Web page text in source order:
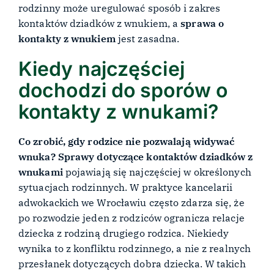
rodzinny może uregulować sposób i zakres
kontaktów dziadków z wnukiem, asprawa o
kontakty z wnukiemjest zasadna.
Kiedy najczęściej
dochodzi do sporów o
kontakty z wnukami?
Co zrobić, gdy rodzice nie pozwalają widywać
wnuka? Sprawy dotyczące kontaktów dziadków z
wnukamipojawiają się najczęściej w określonych
sytuacjach rodzinnych. W praktyce kancelarii
adwokackich we Wrocławiu często zdarza się, że
po rozwodzie jeden z rodziców ogranicza relacje
dziecka z rodziną drugiego rodzica. Niekiedy
wynika to z konfliktu rodzinnego, a nie z realnych
przesłanek dotyczących dobra dziecka. W takich